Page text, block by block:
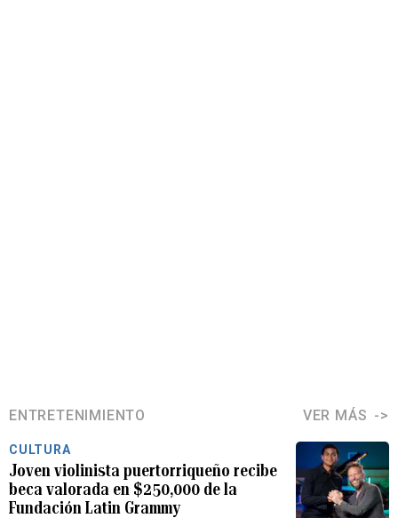
ENTRETENIMIENTO VER MÁS
CULTURA
Joven violinista puertorriqueño recibe
beca valorada en $250,000 de la
Fundación Latin Grammy